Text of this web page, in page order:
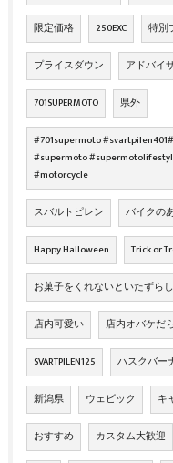
限定価格 250EXC 特別
プライスダウン アドバイ
701SUPERMOTO 県外
#701supermoto
#supermoto
#motorcycle
スバルトピレン バイクの
Happy Halloween Trick or
お菓子をくれないといたずら
店内可愛い 店内オバケだ
SVARTPILEN125 ハスクバー
新潟県 ウェビック キ
おすすめ カスタム大歓迎